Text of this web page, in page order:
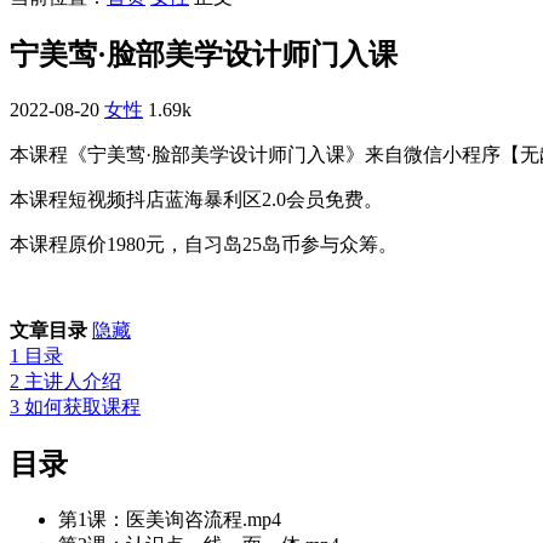
宁美莺·脸部美学设计师门入‬课
2022-08-20 女性 1.69k
本课程《宁美莺·脸部美学设计师门入‬课》来自微信小程序【无
本课程短视频抖店蓝海暴利区2.0会员免费。
本课程原价1980元，自习岛25岛币参与众筹。
文章目录 隐藏
1 目录
2 主讲人介绍
3 如何获取课程
目录
第1课：医美询咨‬流程.mp4